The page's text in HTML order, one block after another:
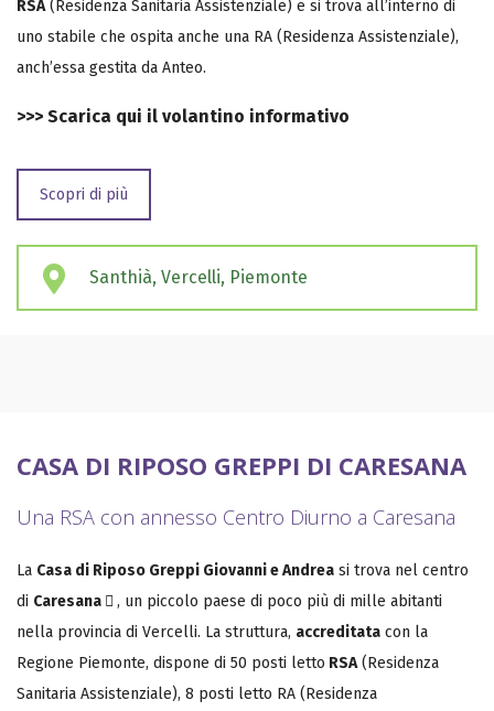
RSA(Residenza Sanitaria Assistenziale) e si trova all’interno di
uno stabile che ospita anche una RA (Residenza Assistenziale),
anch’essa gestita da Anteo.
>>> Scarica qui il volantino informativo
Scopri di più
Santhià, Vercelli, Piemonte
CASA DI RIPOSO GREPPI DI CARESANA
Una RSA con annesso Centro Diurno a Caresana
La Casa di Riposo Greppi Giovanni e Andrea si trova nel centro
di Caresana
, un piccolo paese di poco più di mille abitanti
nella provincia di Vercelli. La struttura, accreditata con la
Regione Piemonte, dispone di 50 posti letto RSA(Residenza
Sanitaria Assistenziale), 8 posti letto RA (Residenza